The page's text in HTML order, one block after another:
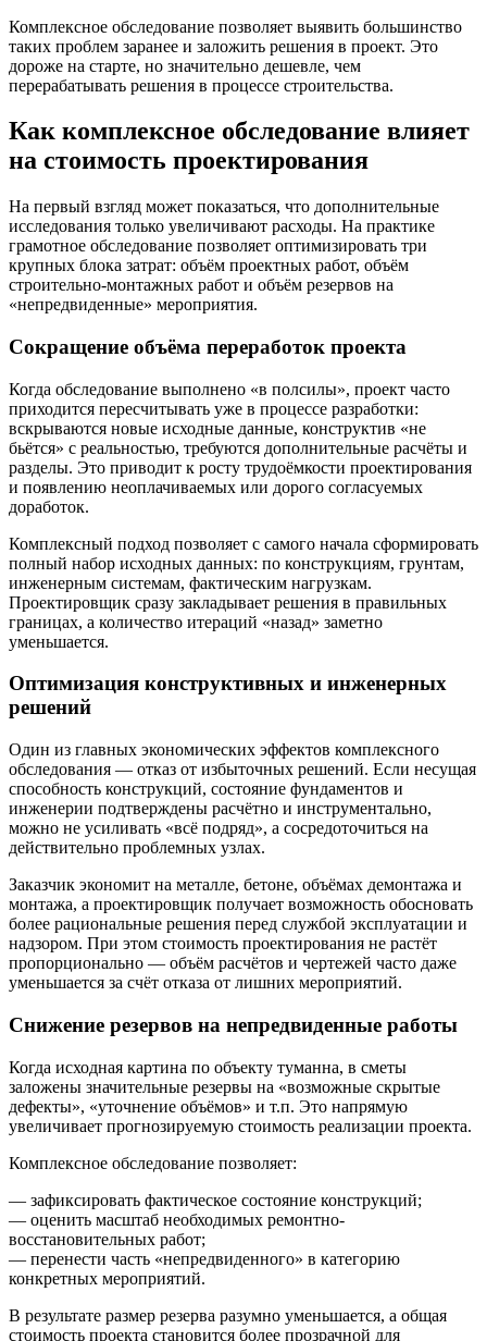
Комплексное обследование позволяет выявить большинство
таких проблем заранее и заложить решения в проект. Это
дороже на старте, но значительно дешевле, чем
перерабатывать решения в процессе строительства.
Как комплексное обследование влияет
на стоимость проектирования
На первый взгляд может показаться, что дополнительные
исследования только увеличивают расходы. На практике
грамотное обследование позволяет оптимизировать три
крупных блока затрат: объём проектных работ, объём
строительно-монтажных работ и объём резервов на
«непредвиденные» мероприятия.
Сокращение объёма переработок проекта
Когда обследование выполнено «в полсилы», проект часто
приходится пересчитывать уже в процессе разработки:
вскрываются новые исходные данные, конструктив «не
бьётся» с реальностью, требуются дополнительные расчёты и
разделы. Это приводит к росту трудоёмкости проектирования
и появлению неоплачиваемых или дорого согласуемых
доработок.
Комплексный подход позволяет с самого начала сформировать
полный набор исходных данных: по конструкциям, грунтам,
инженерным системам, фактическим нагрузкам.
Проектировщик сразу закладывает решения в правильных
границах, а количество итераций «назад» заметно
уменьшается.
Оптимизация конструктивных и инженерных
решений
Один из главных экономических эффектов комплексного
обследования — отказ от избыточных решений. Если несущая
способность конструкций, состояние фундаментов и
инженерии подтверждены расчётно и инструментально,
можно не усиливать «всё подряд», а сосредоточиться на
действительно проблемных узлах.
Заказчик экономит на металле, бетоне, объёмах демонтажа и
монтажа, а проектировщик получает возможность обосновать
более рациональные решения перед службой эксплуатации и
надзором. При этом стоимость проектирования не растёт
пропорционально — объём расчётов и чертежей часто даже
уменьшается за счёт отказа от лишних мероприятий.
Снижение резервов на непредвиденные работы
Когда исходная картина по объекту туманна, в сметы
заложены значительные резервы на «возможные скрытые
дефекты», «уточнение объёмов» и т.п. Это напрямую
увеличивает прогнозируемую стоимость реализации проекта.
Комплексное обследование позволяет:
— зафиксировать фактическое состояние конструкций;
— оценить масштаб необходимых ремонтно-
восстановительных работ;
— перенести часть «непредвиденного» в категорию
конкретных мероприятий.
В результате размер резерва разумно уменьшается, а общая
стоимость проекта становится более прозрачной для